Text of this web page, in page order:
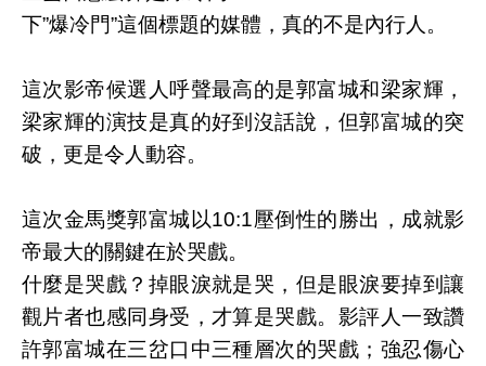
下”爆冷門”這個標題的媒體，真的不是內行人。
這次影帝候選人呼聲最高的是郭富城和梁家輝，
梁家輝的演技是真的好到沒話說，但郭富城的突
破，更是令人動容。
這次金馬獎郭富城以10:1壓倒性的勝出，成就影
帝最大的關鍵在於哭戲。
什麼是哭戲？掉眼淚就是哭，但是眼淚要掉到讓
觀片者也感同身受，才算是哭戲。影評人一致讚
許郭富城在三岔口中三種層次的哭戲；強忍傷心